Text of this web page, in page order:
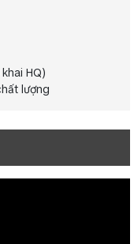
HQ)
lượng